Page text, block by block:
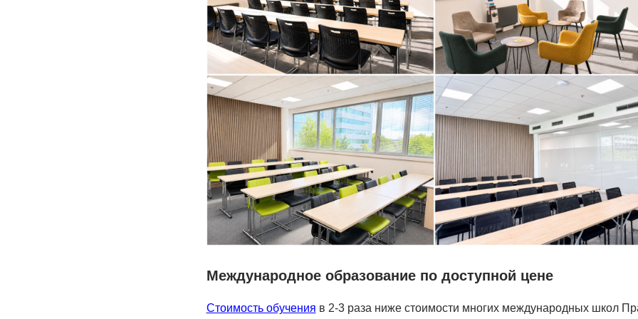
Международное образование по доступной цене
Стоимость обучения в 2-3 раза ниже стоимости многих международных школ